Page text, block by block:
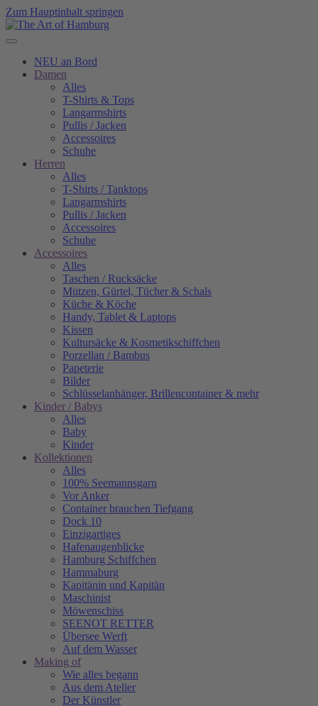
Zum Hauptinhalt springen
NEU an Bord
Damen
Alles
T-Shirts & Tops
Langarmshirts
Pullis / Jacken
Accessoires
Schuhe
Herren
Alles
T-Shirts / Tanktops
Langarmshirts
Pullis / Jacken
Accessoires
Schuhe
Accessoires
Alles
Taschen / Rucksäcke
Mützen, Gürtel, Tücher & Schals
Küche & Köche
Handy, Tablet & Laptops
Kissen
Kultursäcke & Kosmetikschiffchen
Porzellan / Bambus
Papeterie
Bilder
Schlüsselanhänger, Brillencontainer & mehr
Kinder / Babys
Alles
Baby
Kinder
Kollektionen
Alles
100% Seemannsgarn
Vor Anker
Container brauchen Tiefgang
Dock 10
Einzigartiges
Hafenaugen­blicke
Hamburg Schiffchen
Hammaburg
Kapitänin und Kapitän
Maschinist
Möwenschiss
SEENOT RETTER
Übersee Werft
Auf dem Wasser
Making of
Wie alles begann
Aus dem Atelier
Der Künstler